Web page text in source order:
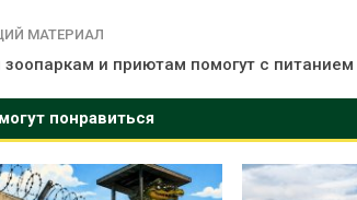
МАТЕРИАЛ
и приютам помогут с питанием
понравиться